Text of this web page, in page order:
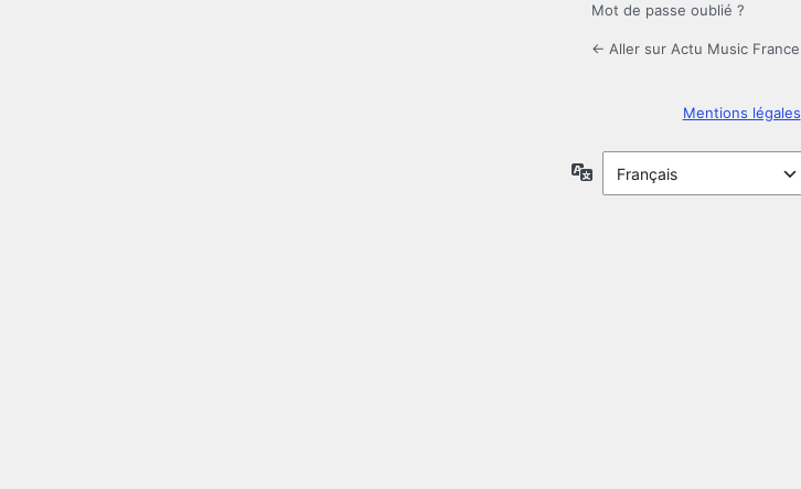
Mot de passe oublié ?
← Aller sur Actu Music France
Mentions légales
Langue